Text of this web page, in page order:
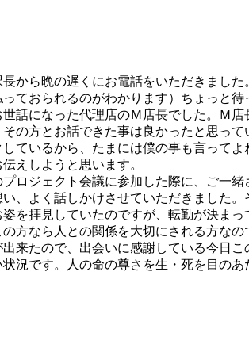
から晩の遅くにお電話をいただきました
ておられるのがわかります）ちょっと待
話になった代理店のＭ店長でした。Ｍ
の方とお話できた事は良かったと思って
ているから、たまには僕の事も言ってよ
えしようと思います。
ロジェクト会議に参加した際に、ご一
、よく話しかけさせていただきました
を拝見していたのですが、転勤が決ま
方なら人との関係を大切にされる方な
来たので、出会いに感謝している今日こ
況です。人の命の尊さを生・死を目の